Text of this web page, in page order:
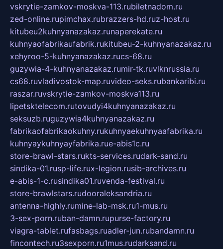
vskrytie-zamkov-moskva-113.rubiletnadom.ru
zed-online.rupimchax.rubrazzers-hd.ruz-host.ru
kitubeu2kuhnyanazakaz.runaperekate.ru
kuhnyaofabrikaufabrik.rukitubeu-2-kuhnyanazakaz.ru
xehyroo-5-kuhnyanazakaz.rucs-68.ru
guzywia-4-kuhnyanazakaz.rumir-tk.ruvlknrussia.ru
cs68.ruvladivostok-map.ruvideo-seks.rubankaribi.ru
raszar.ruvskrytie-zamkov-moskva113.ru
lipetsktelecom.rutovudyi4kuhnyanazakaz.ru
seksuzb.ruguzywia4kuhnyanazakaz.ru
fabrikaofabrikaokuhny.rukuhnyaekuhnyaafabrika.ru
kuhnyaykuhnyayfabrika.rue-abis1c.ru
store-brawl-stars.rukts-services.rudark-sand.ru
sindika-01.rusp-life.rux-legion.rusib-archives.ru
e-abis-1-c.rusindika01.ruvenda-festival.ru
store-brawlstars.rudooraleksandria.ru
antenna-highly.rumine-lab-msk.ru1-mus.ru
3-sex-porn.ruban-damn.rupurse-factory.ru
viagra-tablet.rufasbags.ruadler-jun.rubandamn.ru
fincontech.ru3sexporn.ru1mus.rudarksand.ru